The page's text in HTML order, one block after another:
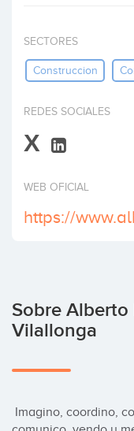
SECTORES
Construccion
REDES SOCIALES
X
WEB OFICIAL
https://
Sobre Alberto
Vilallonga